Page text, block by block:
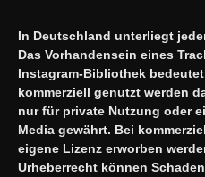
In Deutschland unterliegt
Das Vorhandensein eines
Instagram-Bibliothek
kommerziell genutzt werden
nur für private Nutzung oder
Media gewährt. Bei
eigene Lizenz erworben
Urheberrecht können